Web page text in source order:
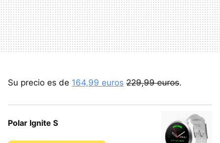
Su precio es de 164,99 euros 229,99 euros.
Polar Ignite S